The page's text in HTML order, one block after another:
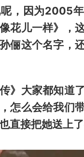
，因为2005
花儿一样》，
俪这个名字，
》大家都知道
怎么会给我们
直接把她送上了